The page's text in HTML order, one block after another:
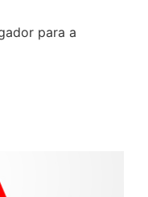
para a